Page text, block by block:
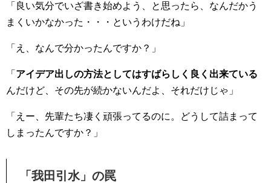
「良い気分でいざ書き始めよう、と思ったら、なんだかう
まくいかなかった・・・というわけだね」
「え、なんで分かったんですか？」
「 アイデア出しの方法としてはすばらしく良く出来ている
んだけど、その先が続かないんだよ、それだけじゃ」
「えー、先輩たち凄く頑張ってるのに。どうして詰まって
しまったんですか？」
「我田引水」の罠